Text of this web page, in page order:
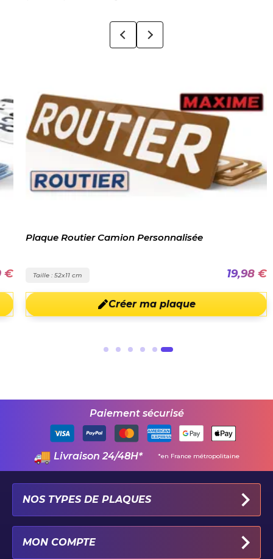
€
Plaque Routier Camion Personnalisée
Taille : 52x11 cm 19,98 €
Créer ma plaque
Paiement sécurisé
Livraison 24/48H* *en France métropolitaine
NOS TYPES DE PLAQUES
MON COMPTE